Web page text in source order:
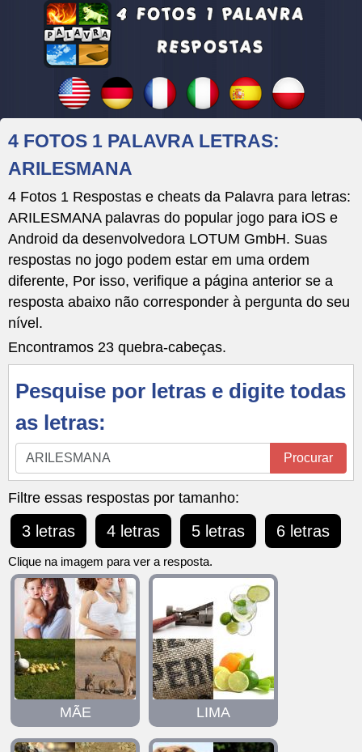
4 FOTOS 1 PALAVRA LETRAS:
ARILESMANA
4 Fotos 1 Respostas e cheats da Palavra para letras:
ARILESMANA palavras do popular jogo para iOS e
Android da desenvolvedora LOTUM GmbH. Suas
respostas no jogo podem estar em uma ordem
diferente, Por isso, verifique a página anterior se a
resposta abaixo não corresponder à pergunta do seu
nível.
Encontramos 23 quebra-cabeças.
Pesquise por letras e digite todas
as letras:
Pesquise
por
letras
e
digite
todas
as
letras:
Procurar
Filtre essas respostas por tamanho:
3 letras 4 letras 5 letras 6 letras
Clique na imagem para ver a resposta.
MÃE LIMA